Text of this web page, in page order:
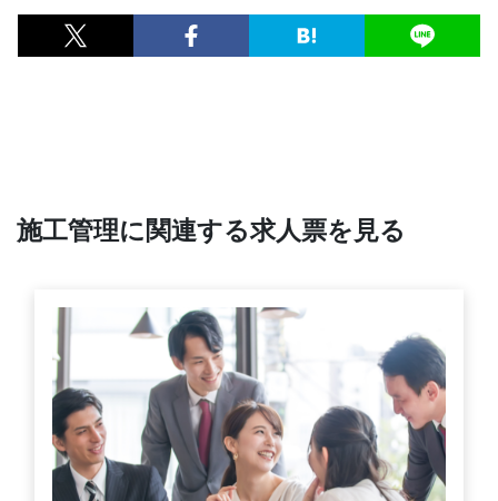
施工管理に関連する求人票を見る